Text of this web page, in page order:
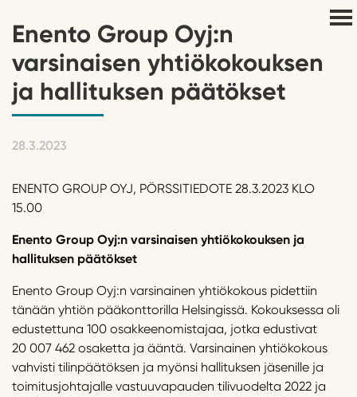
Enento Group Oyj:n
varsinaisen yhtiökokouksen
ja hallituksen päätökset
28.3.2023
ENENTO GROUP OYJ, PÖRSSITIEDOTE 28.3.2023 KLO
15.00
Enento Group Oyj:n varsinaisen yhtiökokouksen ja
hallituksen päätökset
Enento Group Oyj:n varsinainen yhtiökokous pidettiin
tänään yhtiön pääkonttorilla Helsingissä. Kokouksessa oli
edustettuna 100 osakkeenomistajaa, jotka edustivat
20 007 462 osaketta ja ääntä. Varsinainen yhtiökokous
vahvisti tilinpäätöksen ja myönsi hallituksen jäsenille ja
toimitusjohtajalle vastuuvapauden tilivuodelta 2022 ja